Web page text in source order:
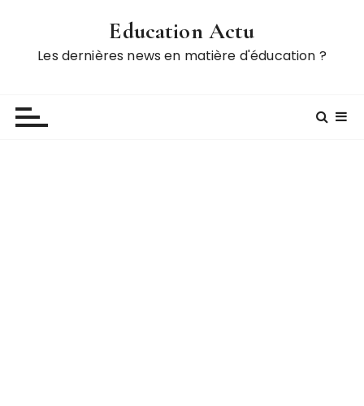
Education Actu
Les dernières news en matière d'éducation ?